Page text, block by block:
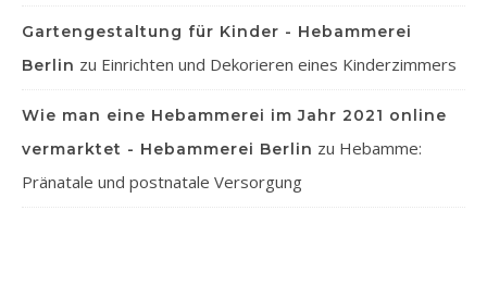
Gartengestaltung für Kinder - Hebammerei
Berlin zu Einrichten und Dekorieren eines Kinderzimmers
Wie man eine Hebammerei im Jahr 2021 online
vermarktet - Hebammerei Berlin zu Hebamme:
Pränatale und postnatale Versorgung